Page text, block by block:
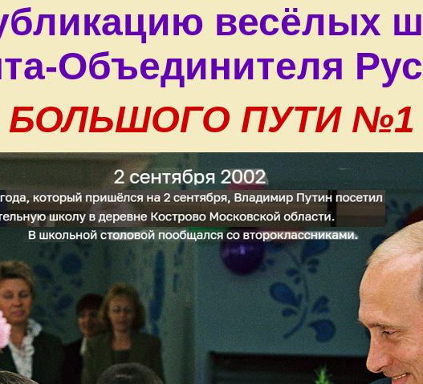
весёлых
Объединителя
ПУТИ №1